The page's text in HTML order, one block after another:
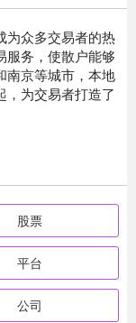
为众多交易者的热
服务，使散户能够
南京等城市，本地
，为交易者打造了
股票
平台
公司